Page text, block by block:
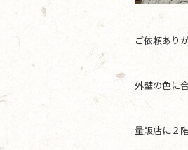
ご依頼あり
外壁の色に
量販店に２